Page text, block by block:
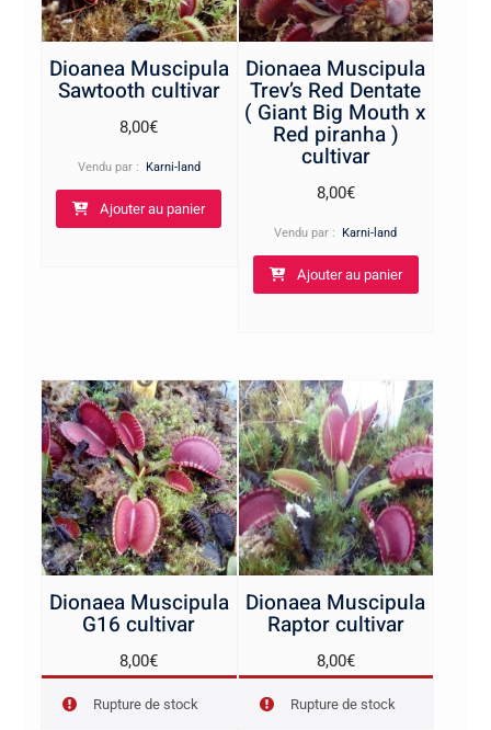
Dioanea Muscipula
Sawtooth cultivar
8,00€
Vendu par : Karni-land
Ajouter au panier
Dionaea Muscipula
Trev’s Red Dentate
( Giant Big Mouth x
Red piranha )
cultivar
8,00€
Vendu par : Karni-land
Ajouter au panier
Dionaea Muscipula
G16 cultivar
8,00€
Rupture de stock
Dionaea Muscipula
Raptor cultivar
8,00€
Rupture de stock